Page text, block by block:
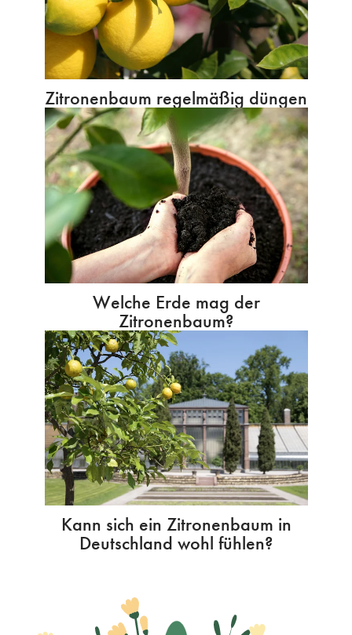
Zitronenbaum regelmäßig düngen
Welche Erde mag der
Zitronenbaum?
Kann sich ein Zitronenbaum in
Deutschland wohl fühlen?